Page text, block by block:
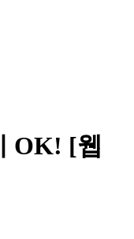
OK! [웹